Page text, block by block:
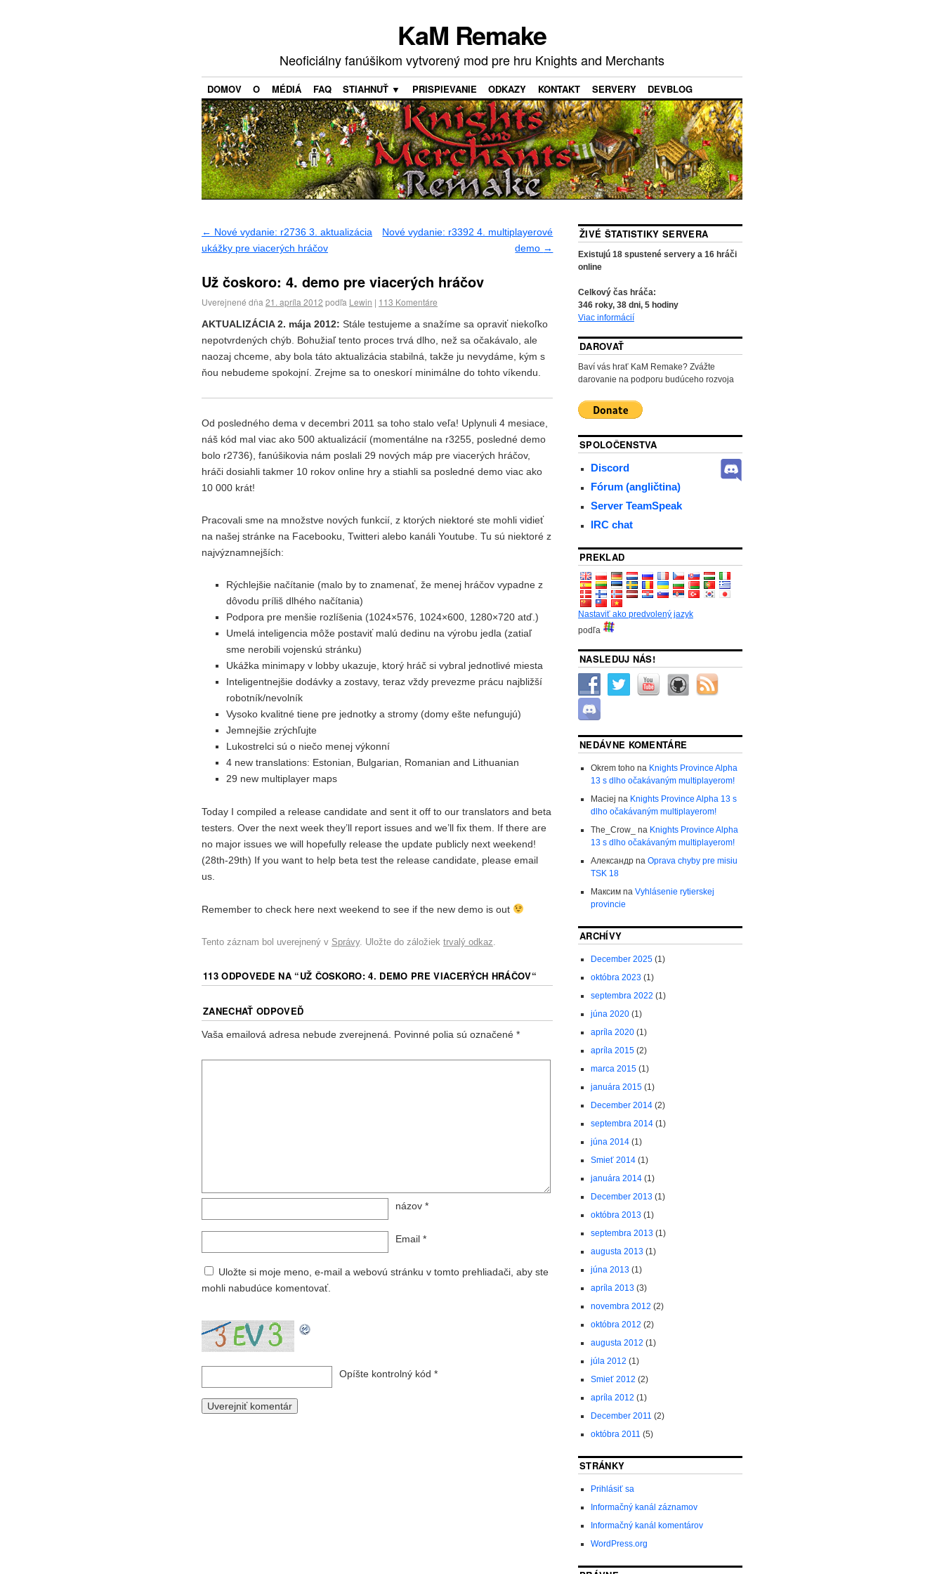
KaM Remake
Neoficiálny fanúšikom vytvorený mod pre hru Knights and Merchants
DOMOV O MÉDIÁ FAQ STIAHNUŤ ▼ PRISPIEVANIE ODKAZY KONTAKT SERVERY DEVBLOG
← Nové vydanie: r2736 3. aktualizácia
ukážky pre viacerých hráčov
Nové vydanie: r3392 4. multiplayerové
demo →
Už čoskoro: 4. demo pre viacerých hráčov
Uverejnené dňa 21. apríla 2012 podľa Lewin | 113 Komentáre
AKTUALIZÁCIA 2. mája 2012: Stále testujeme a snažíme sa opraviť niekoľko
nepotvrdených chýb. Bohužiaľ tento proces trvá dlho, než sa očakávalo, ale
naozaj chceme, aby bola táto aktualizácia stabilná, takže ju nevydáme, kým s
ňou nebudeme spokojní. Zrejme sa to oneskorí minimálne do tohto víkendu.
Od posledného dema v decembri 2011 sa toho stalo veľa! Uplynuli 4 mesiace,
náš kód mal viac ako 500 aktualizácií (momentálne na r3255, posledné demo
bolo r2736), fanúšikovia nám poslali 29 nových máp pre viacerých hráčov,
hráči dosiahli takmer 10 rokov online hry a stiahli sa posledné demo viac ako
10 000 krát!
Pracovali sme na množstve nových funkcií, z ktorých niektoré ste mohli vidieť
na našej stránke na Facebooku, Twitteri alebo kanáli Youtube. Tu sú niektoré z
najvýznamnejších:
Rýchlejšie načítanie (malo by to znamenať, že menej hráčov vypadne z
dôvodu príliš dlhého načítania)
Podpora pre menšie rozlíšenia (1024×576, 1024×600, 1280×720 atď.)
Umelá inteligencia môže postaviť malú dedinu na výrobu jedla (zatiaľ
sme nerobili vojenskú stránku)
Ukážka minimapy v lobby ukazuje, ktorý hráč si vybral jednotlivé miesta
Inteligentnejšie dodávky a zostavy, teraz vždy prevezme prácu najbližší
robotník/nevolník
Vysoko kvalitné tiene pre jednotky a stromy (domy ešte nefungujú)
Jemnejšie zrýchľujte
Lukostrelci sú o niečo menej výkonní
4 new translations: Estonian, Bulgarian, Romanian and Lithuanian
29 new multiplayer maps
Today I compiled a release candidate and sent it off to our translators and beta
testers. Over the next week they’ll report issues and we’ll fix them. If there are
no major issues we will hopefully release the update publicly next weekend!
(28th-29th) If you want to help beta test the release candidate, please email
us.
Remember to check here next weekend to see if the new demo is out
Tento záznam bol uverejnený v Správy. Uložte do záložiek trvalý odkaz
113 ODPOVEDE NA “UŽ ČOSKORO: 4. DEMO PRE VIACERÝCH HRÁČOV“
ZANECHAŤ ODPOVEĎ
Vaša emailová adresa nebude zverejnená. Povinné polia sú označené *
názov *
Email *
Uložte si moje meno, e-mail a webovú stránku v tomto prehliadači, aby ste
mohli nabudúce komentovať.
Opíšte kontrolný kód *
ŽIVÉ ŠTATISTIKY SERVERA
Existujú 18spustené servery a 16hráči
online
Celkový čas hráča:
346roky, 38dni, 5hodiny
Viac informácií
DAROVAŤ
Baví vás hrať KaM Remake? Zvážte
darovanie na podporu budúceho rozvoja
SPOLOČENSTVA
Discord
Fórum (angličtina)
Server TeamSpeak
IRC chat
PREKLAD
Nastaviť ako predvolený jazyk
podľa
NASLEDUJ NÁS!
NEDÁVNE KOMENTÁRE
Okrem tohona Knights Province Alpha
13 s dlho očakávaným multiplayerom!
Maciej na Knights Province Alpha 13 s
dlho očakávaným multiplayerom!
The_Crow_
na Knights Province Alpha
13 s dlho očakávaným multiplayerom!
Александрna Oprava chyby pre misiu
TSK 18
Максимna Vyhlásenie rytierskej
provincie
ARCHÍVY
December 2025(1)
októbra 2023(1)
septembra 2022 (1)
júna 2020(1)
apríla 2020(1)
apríla 2015(2)
marca 2015(1)
januára 2015(1)
December 2014(2)
septembra 2014(1)
júna 2014(1)
Smieť 2014(1)
januára 2014(1)
December 2013(1)
októbra 2013(1)
septembra 2013(1)
augusta 2013(1)
júna 2013(1)
apríla 2013(3)
novembra 2012 (2)
októbra 2012 (2)
augusta 2012 (1)
júla 2012 (1)
Smieť 2012 (2)
apríla 2012 (1)
December 2011 (2)
októbra 2011 (5)
STRÁNKY
Prihlásiť sa
Informačný kanál záznamov
Informačný kanál komentárov
WordPress.org